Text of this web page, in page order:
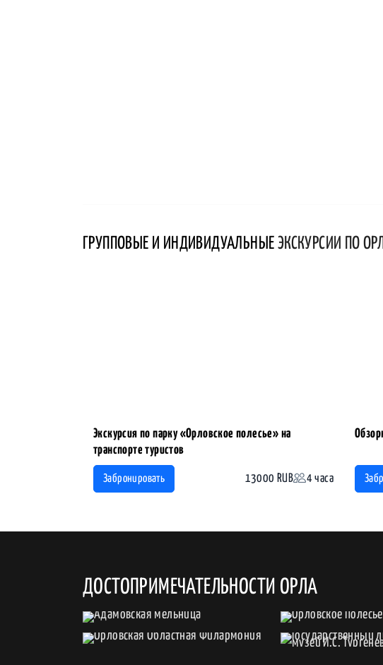
ГРУППОВЫЕ И ИНДИВИДУАЛЬНЫЕ ЭКСКУРСИИ ПО
Экскурсия по парку «Орловское полесье» на
транспорте туристов
Забронировать 13000 RUB 4 часа
ДОСТОПРИМЕЧАТЕЛЬНОСТИ ОРЛА